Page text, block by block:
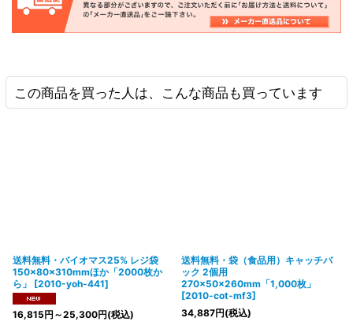
この商品を買った人は、こんな商品も買っています
送料無料・バイオマス25% レジ袋
150×80×310mmほか「2000枚か
ら」
[2010-yoh-441]
16,815円 ～25,300円(税込)
送料無料・袋（食品用）キャッチバ
ック 2個用
270×50×260mm「1,000枚」
[2010-cot-mf3]
34,887円(税込)